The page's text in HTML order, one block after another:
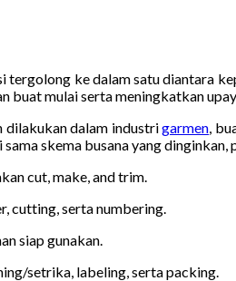
ke dalam satu diantara
buat mulai serta meningkatkan
dilakukan dalam industrigarmen ,
skema busana yang
cut, make, and trim.
cutting, serta numbering.
siap gunakan.
setrika, labeling, serta packing.